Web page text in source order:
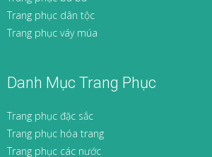
Trang phục dân tộc
Trang phục váy múa
Danh Mục Trang Phục
Trang phục đặc sắc
Trang phục hóa trang
Trang phục các nước